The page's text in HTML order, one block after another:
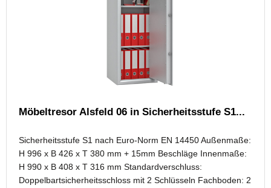
Möbeltresor Alsfeld 06 in Sicherheitsstufe S1...
Sicherheitsstufe S1 nach Euro-Norm EN 14450 Außenmaße:
H 996 x B 426 x T 380 mm + 15mm Beschläge Innenmaße:
H 990 x B 408 x T 316 mm Standardverschluss:
Doppelbartsicherheitsschloss mit 2 Schlüsseln Fachboden: 2